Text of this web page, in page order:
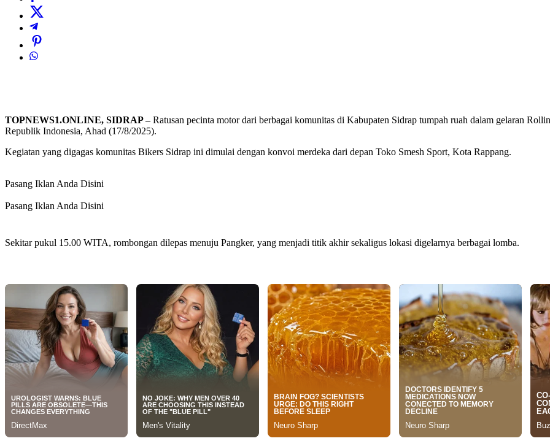
TOPNEWS1.ONLINE, SIDRAP –Ratusan pecinta motor dari berbagai komunitas di Kabupaten Sidrap tumpah ruah dalam gelaran
Republik Indonesia, Ahad (17/8/2025).
Kegiatan yang digagas komunitas Bikers Sidrap ini dimulai dengan konvoi merdeka dari depan Toko Smesh Sport, Kota Rappang.
Pasang Iklan Anda Disini
Pasang Iklan Anda Disini
Sekitar pukul 15.00 WITA, rombongan dilepas menuju Pangker, yang menjadi titik akhir sekaligus lokasi digelarnya berbagai lomba.